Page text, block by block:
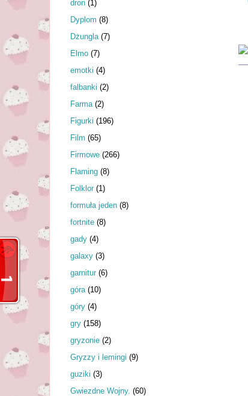
dron (1)
Dyplom (8)
Dżungla (7)
Elmo (7)
emotki (4)
falbanki (2)
Farma (2)
Figurki (196)
Film (65)
Firmowe (266)
Flaming (8)
Folklor (1)
formuła jeden (8)
fortnite (8)
gady (4)
galaxy (3)
garnitur (6)
góra (10)
góry (4)
gry (158)
gryzonie (2)
Gryzzy i lemingi (9)
guziki (3)
Gwiezdne Wojny. (60)